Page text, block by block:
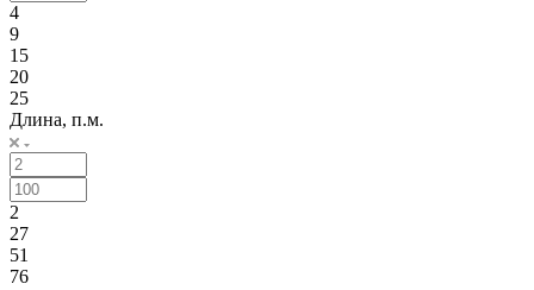
4
9
15
20
25
Длина, п.м.
2
27
51
76